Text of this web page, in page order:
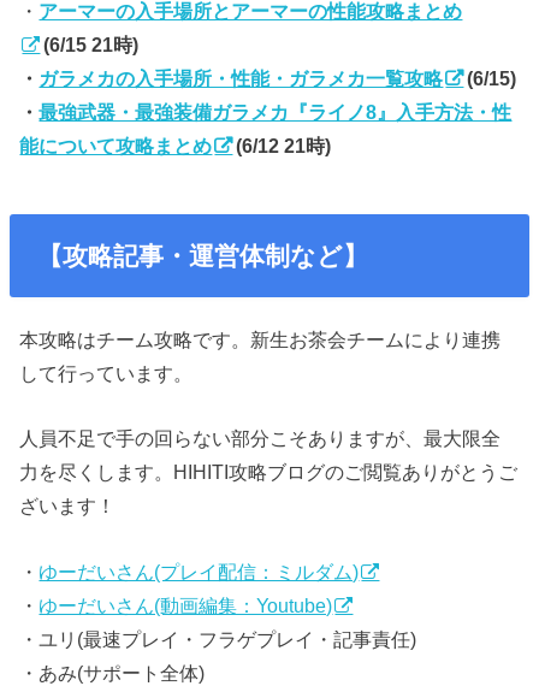
・ アーマーの入手場所とアーマーの性能攻略まとめ
(6/15 21時)
・ ガラメカの入手場所・性能・ガラメカ一覧攻略
(6/15)
・最強武器・最強装備ガラメカ『ライノ8』入手方法・性
能について攻略まとめ
(6/12 21時)
【攻略記事・運営体制など】
本攻略はチーム攻略です。新生お茶会チームにより連携
して行っています。
人員不足で手の回らない部分こそありますが、最大限全
力を尽くします。HIHITI攻略ブログのご閲覧ありがとうご
ざいます！
・ ゆーだいさん(プレイ配信：ミルダム)
・ ゆーだいさん(動画編集：Youtube)
・ユリ(最速プレイ・フラゲプレイ・記事責任)
・あみ(サポート全体)